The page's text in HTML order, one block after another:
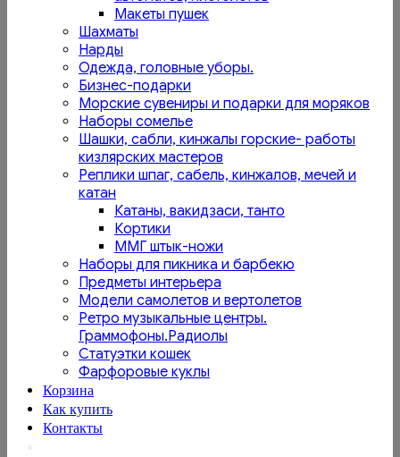
Макеты пушек
Шахматы
Нарды
Одежда, головные уборы.
Бизнес-подарки
Морские сувениры и подарки для моряков
Наборы сомелье
Шашки, сабли, кинжалы горские- работы
кизлярских мастеров
Реплики шпаг, сабель, кинжалов, мечей и
катан
Катаны, вакидзаси, танто
Кортики
ММГ штык-ножи
Наборы для пикника и барбекю
Предметы интерьера
Модели самолетов и вертолетов
Ретро музыкальные центры.
Граммофоны.Радиолы
Статуэтки кошек
Фарфоровые куклы
Корзина
Как купить
Контакты